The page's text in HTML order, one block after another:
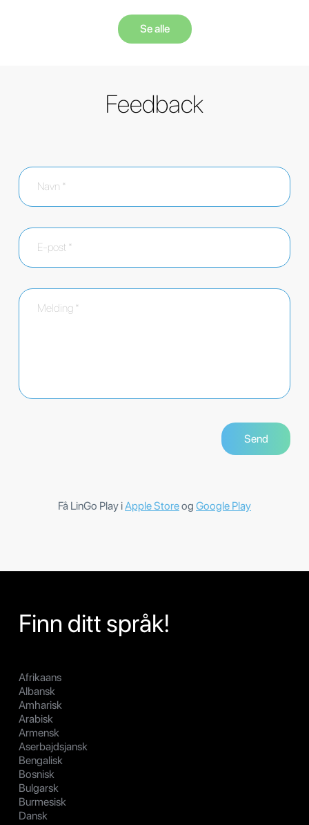
Se alle
Feedback
Få LinGo Play iApple Storeog Google Play
Finn ditt språk!
Afrikaans
Albansk
Amharisk
Arabisk
Armensk
Aserbajdsjansk
Bengalisk
Bosnisk
Bulgarsk
Burmesisk
Dansk